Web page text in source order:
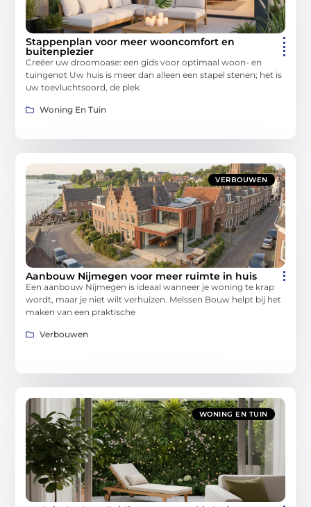
Stappenplan voor meer wooncomfort en
buitenplezier
Creëer uw droomoase: een gids voor optimaal woon- en
tuingenot Uw huis is meer dan alleen een stapel stenen; het is
uw toevluchtsoord, de plek
Woning En Tuin
VERBOUWEN
Aanbouw Nijmegen voor meer ruimte in huis
Een aanbouw Nijmegen is ideaal wanneer je woning te krap
wordt, maar je niet wilt verhuizen. Melssen Bouw helpt bij het
maken van een praktische
Verbouwen
WONING EN TUIN